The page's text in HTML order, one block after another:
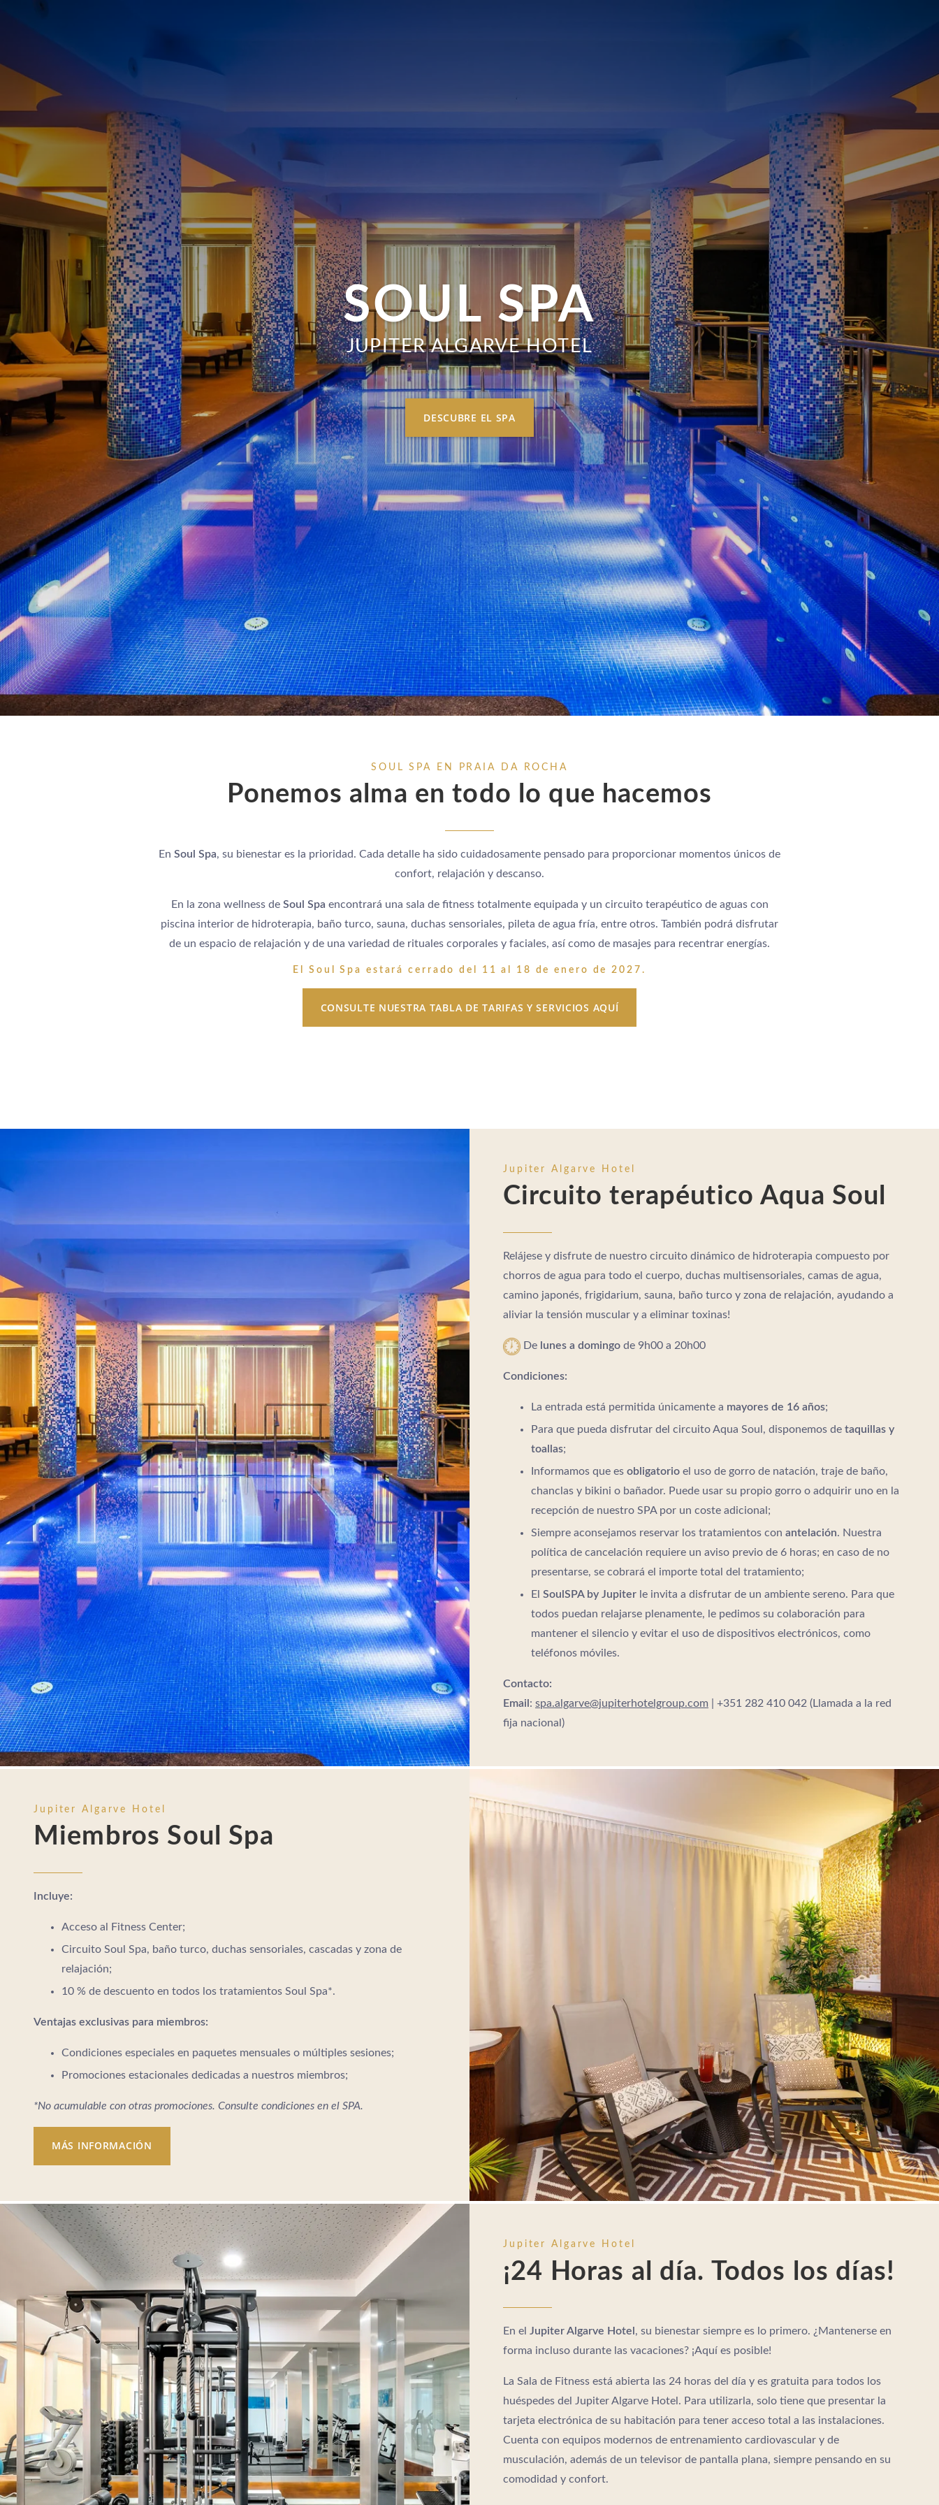
SOUL SPA
JUPITER ALGARVE HOTEL
DESCUBRE EL SPA
SOUL SPA EN PRAIA DA ROCHA
Ponemos alma en todo lo que hacemos
En Soul Spa, su bienestar es la prioridad. Cada detalle ha sido cuidadosamente pensado para proporcionar momentos únicos de
confort, relajación y descanso.
En la zona wellness de Soul Spa encontrará una sala de fitness totalmente equipada y un circuito terapéutico de aguas con
piscina interior de hidroterapia, baño turco, sauna, duchas sensoriales, pileta de agua fría, entre otros. También podrá disfrutar
de un espacio de relajación y de una variedad de rituales corporales y faciales, así como de masajes para recentrar energías.
El Soul Spa estará cerrado del 11 al 18 de enero de 2027.
CONSULTE NUESTRA TABLA DE TARIFAS Y SERVICIOS AQUÍ
Jupiter Algarve Hotel
Circuito terapéutico Aqua Soul
Relájese y disfrute de nuestro circuito dinámico de hidroterapia compuesto por
chorros de agua para todo el cuerpo, duchas multisensoriales, camas de agua,
camino japonés, frigidarium, sauna, baño turco y zona de relajación, ayudando a
aliviar la tensión muscular y a eliminar toxinas!
De lunes a domingo de 9h00 a 20h00
Condiciones:
La entrada está permitida únicamente a mayores de 16 años;
Para que pueda disfrutar del circuito Aqua Soul, disponemos de taquillas y
toallas;
Informamos que es obligatorio el uso de gorro de natación, traje de baño,
chanclas y bikini o bañador. Puede usar su propio gorro o adquirir uno en la
recepción de nuestro SPA por un coste adicional;
Siempre aconsejamos reservar los tratamientos con antelación. Nuestra
política de cancelación requiere un aviso previo de 6 horas; en caso de no
presentarse, se cobrará el importe total del tratamiento;
El SoulSPA by Jupiter le invita a disfrutar de un ambiente sereno. Para que
todos puedan relajarse plenamente, le pedimos su colaboración para
mantener el silencio y evitar el uso de dispositivos electrónicos, como
teléfonos móviles.
Contacto:
Email : spa.algarve@jupiterhotelgroup.com | +351 282 410 042 (Llamada a la red
fija nacional)
Jupiter Algarve Hotel
Miembros Soul Spa
Incluye:
Acceso al Fitness Center;
Circuito Soul Spa, baño turco, duchas sensoriales, cascadas y zona de
relajación;
10 % de descuento en todos los tratamientos Soul Spa*.
Ventajas exclusivas para miembros:
Condiciones especiales en paquetes mensuales o múltiples sesiones;
Promociones estacionales dedicadas a nuestros miembros;
*No acumulable con otras promociones. Consulte condiciones en el SPA.
MÁS INFORMACIÓN
Jupiter Algarve Hotel
¡24 Horas al día. Todos los días!
En el Jupiter Algarve Hotel , su bienestar siempre es lo primero. ¿Mantenerse en
forma incluso durante las vacaciones? ¡Aquí es posible!
La Sala de Fitness está abierta las 24 horas del día y es gratuita para todos los
huéspedes del Jupiter Algarve Hotel. Para utilizarla, solo tiene que presentar la
tarjeta electrónica de su habitación para tener acceso total a las instalaciones.
Cuenta con equipos modernos de entrenamiento cardiovascular y de
musculación, además de un televisor de pantalla plana, siempre pensando en su
comodidad y confort.
HOTEL
PROMOCIONES
HABITACIONES Y SUITES
GASTRONOMÍA
SERVICIOS
SPA
REUNIONES Y EVENTOS
FOTOS
UBICACIÓN
CONTACTO
Avenida Tomás Cabreira 92, 8500-802 Portimão - Portugal
Tel.:+351 282 470 470-E.: info.algarve@jupiterhotelgroup.com